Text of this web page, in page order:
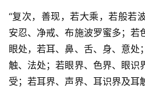
“复次，善现，若大乘，若般若
安忍、净戒、布施波罗蜜多；若
眼处，若耳、鼻、舌、身、意处
触、法处；若眼界、色界、眼识
受；若耳界、声界、耳识界及耳